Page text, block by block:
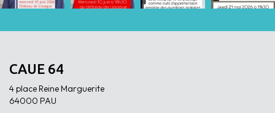
CAUE 64
4 place Reine Marguerite
64000 PAU